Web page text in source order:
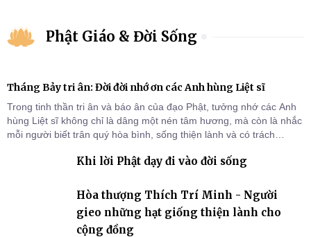
Phật Giáo & Đời Sống
Tháng Bảy tri ân: Đời đời nhớ ơn các Anh hùng Liệt sĩ
Trong tinh thần tri ân và báo ân của đạo Phật, tưởng nhớ các Anh
hùng Liệt sĩ không chỉ là dâng một nén tâm hương, mà còn là nhắc
mỗi người biết trân quý hòa bình, sống thiện lành và có trách
Khi lời Phật dạy đi vào đời sống
Hòa thượng Thích Trí Minh - Người
gieo những hạt giống thiện lành cho
cộng đồng